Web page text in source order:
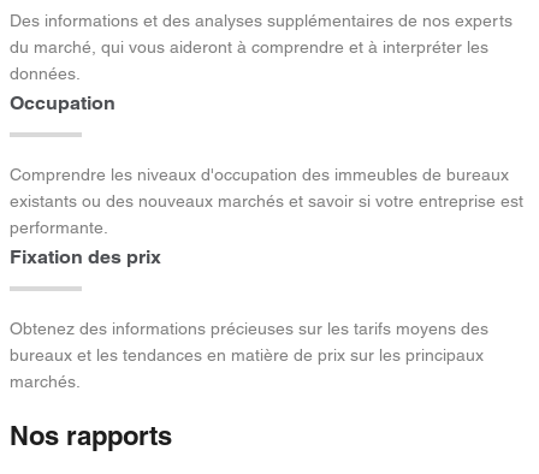
Des informations et des analyses supplémentaires de nos experts
du marché, qui vous aideront à comprendre et à interpréter les
données.
Occupation
Comprendre les niveaux d'occupation des immeubles de bureaux
existants ou des nouveaux marchés et savoir si votre entreprise est
performante.
Fixation des prix
Obtenez des informations précieuses sur les tarifs moyens des
bureaux et les tendances en matière de prix sur les principaux
marchés.
Nos rapports